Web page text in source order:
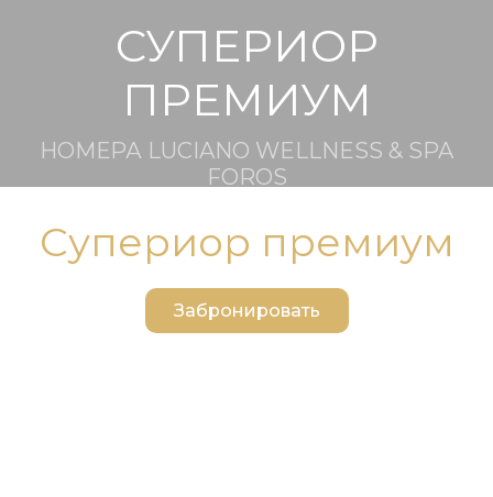
СУПЕРИОР
ПРЕМИУМ
НОМЕРА LUCIANO WELLNESS & SPA
FOROS
Супериор премиум
Забронировать